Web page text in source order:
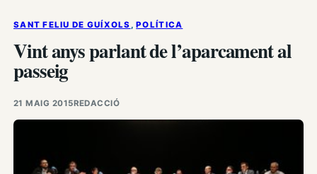
SANT FELIU DE GUÍXOLS , POLÍTICA
Vint anys parlant de l’aparcament al
passeig
21 MAIG 2015REDACCIÓ